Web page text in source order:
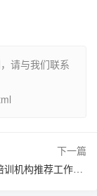
请与我们联系
下一篇
河北无人机培训机构推荐工作（河北省无人机证考试点在哪）